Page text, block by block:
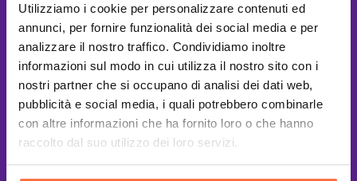
Utilizziamo i cookie per personalizzare contenuti ed
annunci, per fornire funzionalità dei social media e per
analizzare il nostro traffico. Condividiamo inoltre
informazioni sul modo in cui utilizza il nostro sito con i
nostri partner che si occupano di analisi dei dati web,
pubblicità e social media, i quali potrebbero combinarle
con altre informazioni che ha fornito loro o che hanno
raccolto dal suo utilizzo dei loro servizi.